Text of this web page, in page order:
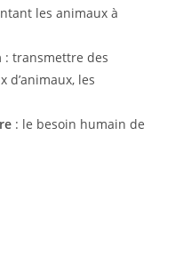
les animaux à
: transmettre des
d’animaux, les
: le besoin humain de